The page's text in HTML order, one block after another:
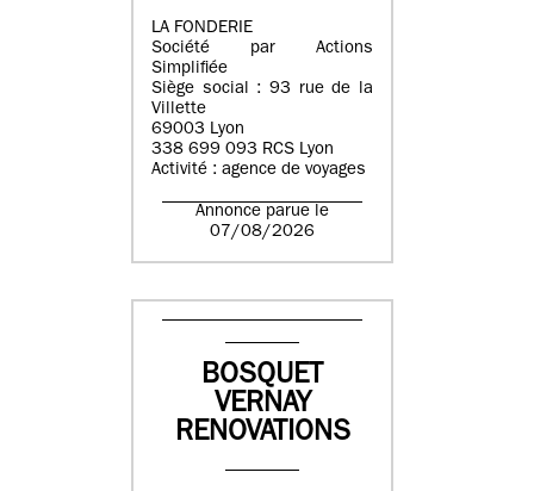
LA FONDERIE
Société par Actions
Simplifiée
Siège social : 93 rue de la
Villette
69003 Lyon
338 699 093 RCS Lyon
Activité : agence de voyages
Annonce parue le
07/08/2026
BOSQUET
VERNAY
RENOVATIONS